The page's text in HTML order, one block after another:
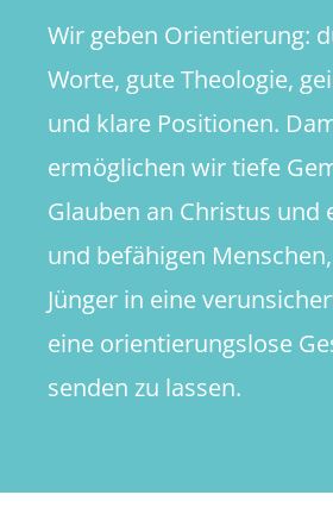
Wir geben Orientierung:
Worte, gute Theologie,
und klare Positionen.
ermöglichen wir tiefe
Glauben an Christus und
und befähigen
Jünger in eine
eine orientierungslose
senden zu lassen.